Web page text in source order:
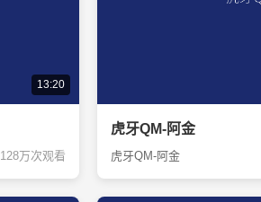
13:20
128万次观看
虎牙QM-阿金
虎牙QM-阿金